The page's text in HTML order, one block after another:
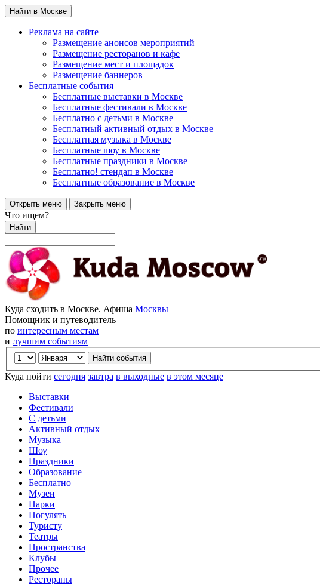
Найти в Москве
Реклама на сайте
Размещение анонсов мероприятий
Размещение ресторанов и кафе
Размещение мест и площадок
Размещение баннеров
Бесплатные события
Бесплатные выставки в Москве
Бесплатные фестивали в Москве
Бесплатно с детьми в Москве
Бесплатный активный отдых в Москве
Бесплатная музыка в Москве
Бесплатные шоу в Москве
Бесплатные праздники в Москве
Бесплатно! стендап в Москве
Бесплатные образование в Москве
Открыть меню Закрыть меню
Что ищем?
Найти
Куда сходить в Москве. Афиша Москвы
Помощник и путеводитель
по интересным местам
и лучшим событиям
Куда пойти сегодня завтра в выходные в этом месяце
Выставки
Фестивали
С детьми
Активный отдых
Музыка
Шоу
Праздники
Образование
Бесплатно
Музеи
Парки
Погулять
Туристу
Театры
Пространства
Клубы
Прочее
Рестораны